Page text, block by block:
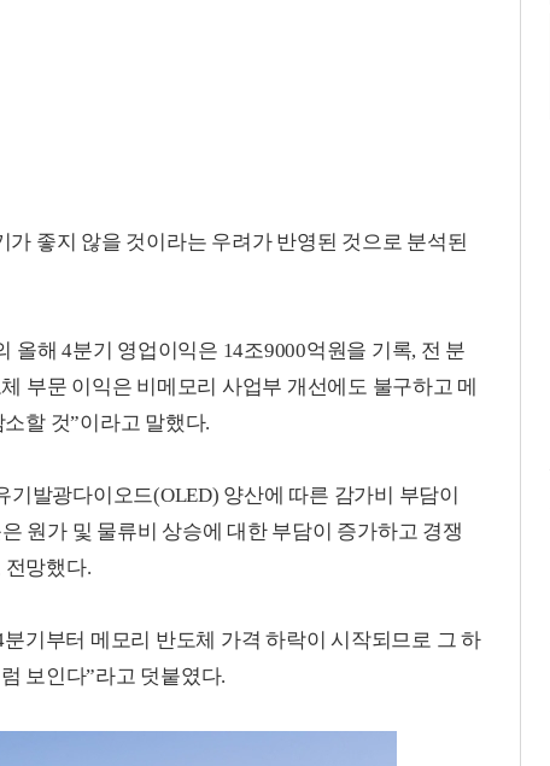
좋지 않을 것이라는 우려가 반영된 것으로 분석된
올해 4분기 영업이익은 14조9000억원을 기록, 전 분
부문 이익은 비메모리 사업부 개선에도 불구하고 메
할 것”이라고 말했다.
기발광다이오드(OLED) 양산에 따른 감가비 부담이
원가 및 물류비 상승에 대한 부담이 증가하고 경쟁
전망했다.
기부터 메모리 반도체 가격 하락이 시작되므로 그 하
보인다”라고 덧붙였다.